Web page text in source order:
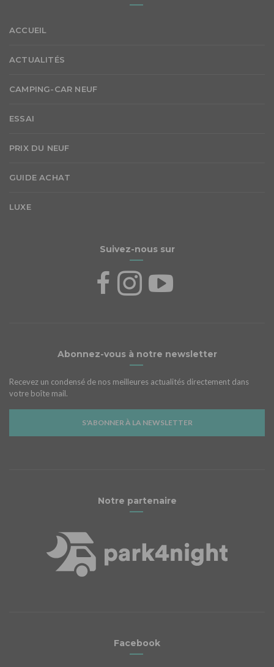
ACCUEIL
ACTUALITÉS
CAMPING-CAR NEUF
ESSAI
PRIX DU NEUF
GUIDE ACHAT
LUXE
Suivez-nous sur
Abonnez-vous à notre newsletter
Recevez un condensé de nos meilleures actualités directement dans
votre boîte mail.
S'ABONNER À LA NEWSLETTER
Notre partenaire
Facebook